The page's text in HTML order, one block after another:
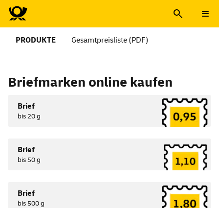
PRODUKTE Gesamtpreisliste (PDF)
Produkte
Briefmarken online kaufen
Brief
bis 20 g
Brief
bis 50 g
Brief
bis 500 g